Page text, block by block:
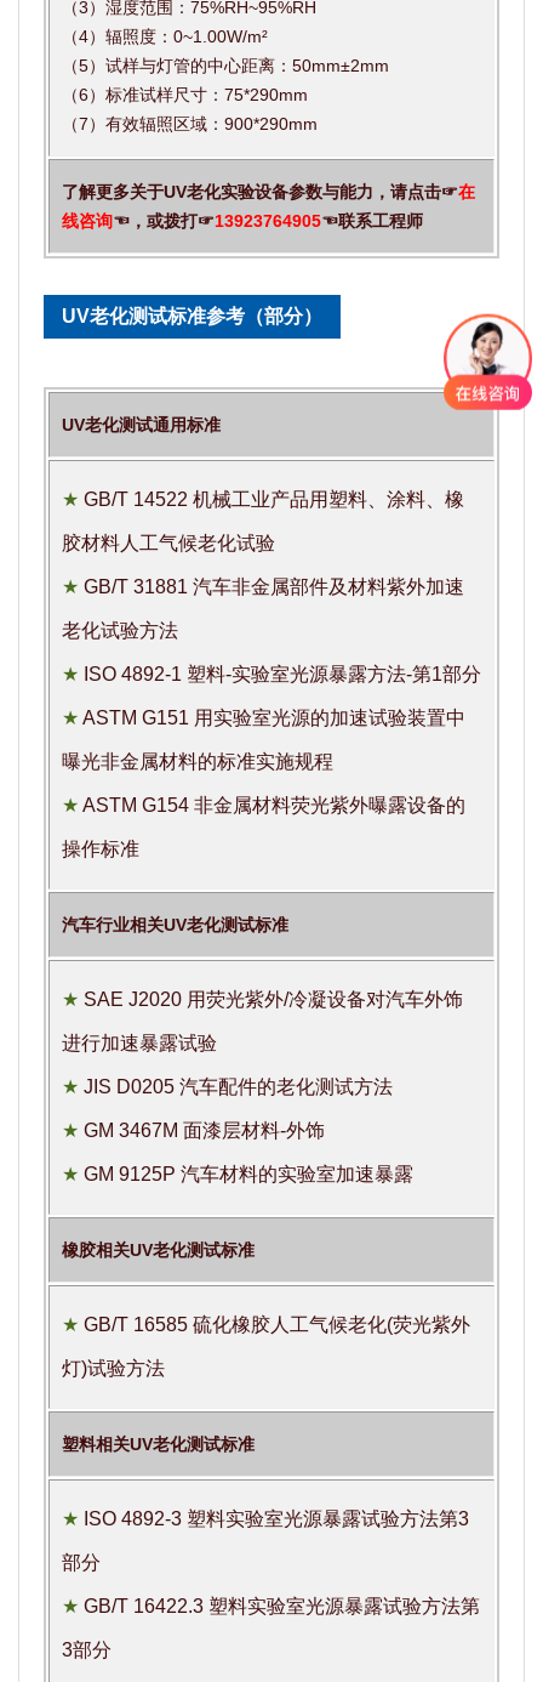
（3）湿度范围：75%RH~95%RH
（4）辐照度：0~1.00W/m²
（5）试样与灯管的中心距离：50mm±2mm
（6）标准试样尺寸：75*290mm
（7）有效辐照区域：900*290mm
了解更多关于UV老化实验设备参数与能力，请点击☞在
线咨询☜，或拨打☞13923764905☜联系工程师
UV老化测试标准参考（部分）
UV老化测试通用标准
★ GB/T 14522 机械工业产品用塑料、涂料、橡
胶材料人工气候老化试验
★ GB/T 31881 汽车非金属部件及材料紫外加速
老化试验方法
★ ISO 4892-1 塑料-实验室光源暴露方法-第1部分
★ ASTM G151 用实验室光源的加速试验装置中
曝光非金属材料的标准实施规程
★ ASTM G154 非金属材料荧光紫外曝露设备的
操作标准
汽车行业相关UV老化测试标准
★ SAE J2020 用荧光紫外/冷凝设备对汽车外饰
进行加速暴露试验
★ JIS D0205 汽车配件的老化测试方法
★ GM 3467M 面漆层材料-外饰
★ GM 9125P 汽车材料的实验室加速暴露
橡胶相关UV老化测试标准
★ GB/T 16585 硫化橡胶人工气候老化(荧光紫外
灯)试验方法
塑料相关UV老化测试标准
★ ISO 4892-3 塑料实验室光源暴露试验方法第3
部分
★ GB/T 16422.3 塑料实验室光源暴露试验方法第
3部分